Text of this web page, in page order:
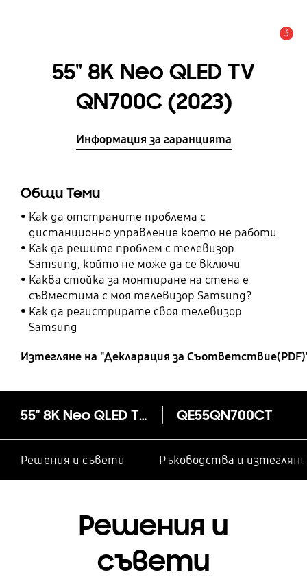
3
55" 8K Neo QLED TV
QN700C (2023)
Информация за гаранцията
Общи Теми
Как да отстраните проблема с
дистанционно управление което не работи
Как да решите проблем с телевизор
Samsung, който не може да се включи
Каква стойка за монтиране на стена е
съвместима с моя телевизор Samsung?
Как да регистрирате своя телевизор
Samsung
Изтегляне на "Декларация за
55" 8K Neo QLED TV QN700C (2023) QE55QN700CT
Решения и съвети Ръководства и
Решения и
съвети